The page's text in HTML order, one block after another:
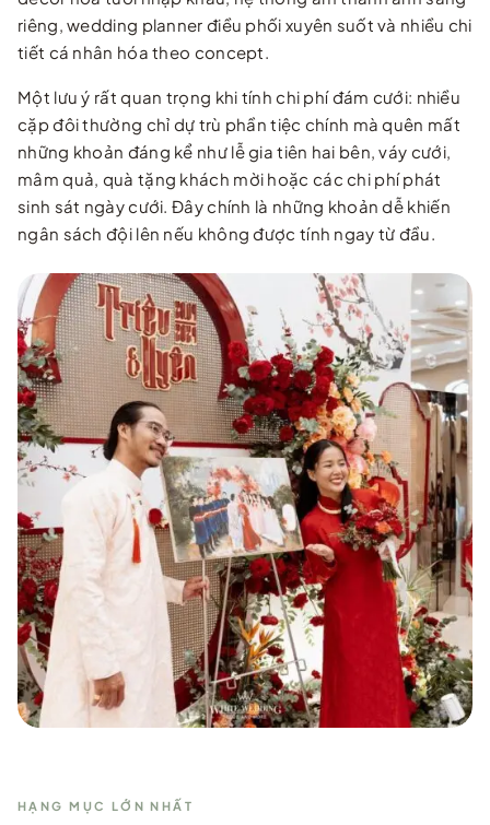
riêng, wedding planner điều phối xuyên suốt và nhiều chi
tiết cá nhân hóa theo concept.
Một lưu ý rất quan trọng khi tính chi phí đám cưới: nhiều
cặp đôi thường chỉ dự trù phần tiệc chính mà quên mất
những khoản đáng kể như lễ gia tiên hai bên, váy cưới,
mâm quả, quà tặng khách mời hoặc các chi phí phát
sinh sát ngày cưới. Đây chính là những khoản dễ khiến
ngân sách đội lên nếu không được tính ngay từ đầu.
HẠNG MỤC LỚN NHẤT